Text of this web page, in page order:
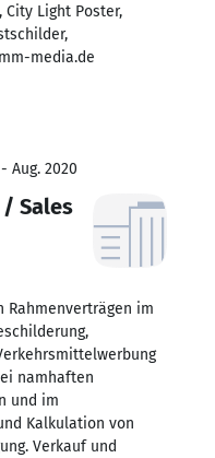
City Light Poster,
media.de
Aug. 2020
/ Sales
Rahmenverträgen im
namhaften
und im
Kalkulation von
Verkauf und